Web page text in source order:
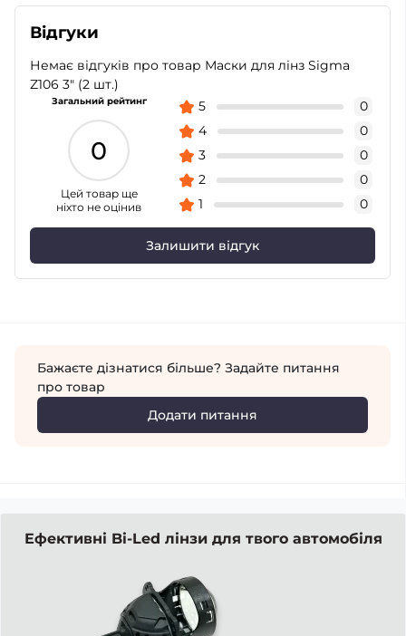
Відгуки
Немає відгуків про товар Маски для лінз Sigma
Z106 3" (2 шт.)
Загальний рейтинг
0
Цей товар ще
ніхто не оцінив
5
0
4
0
3
0
2
0
1
0
Залишити відгук
Бажаєте дізнатися більше? Задайте питання
про товар
Додати питання
Ефективні Bi-Led лінзи для твого автомобіля